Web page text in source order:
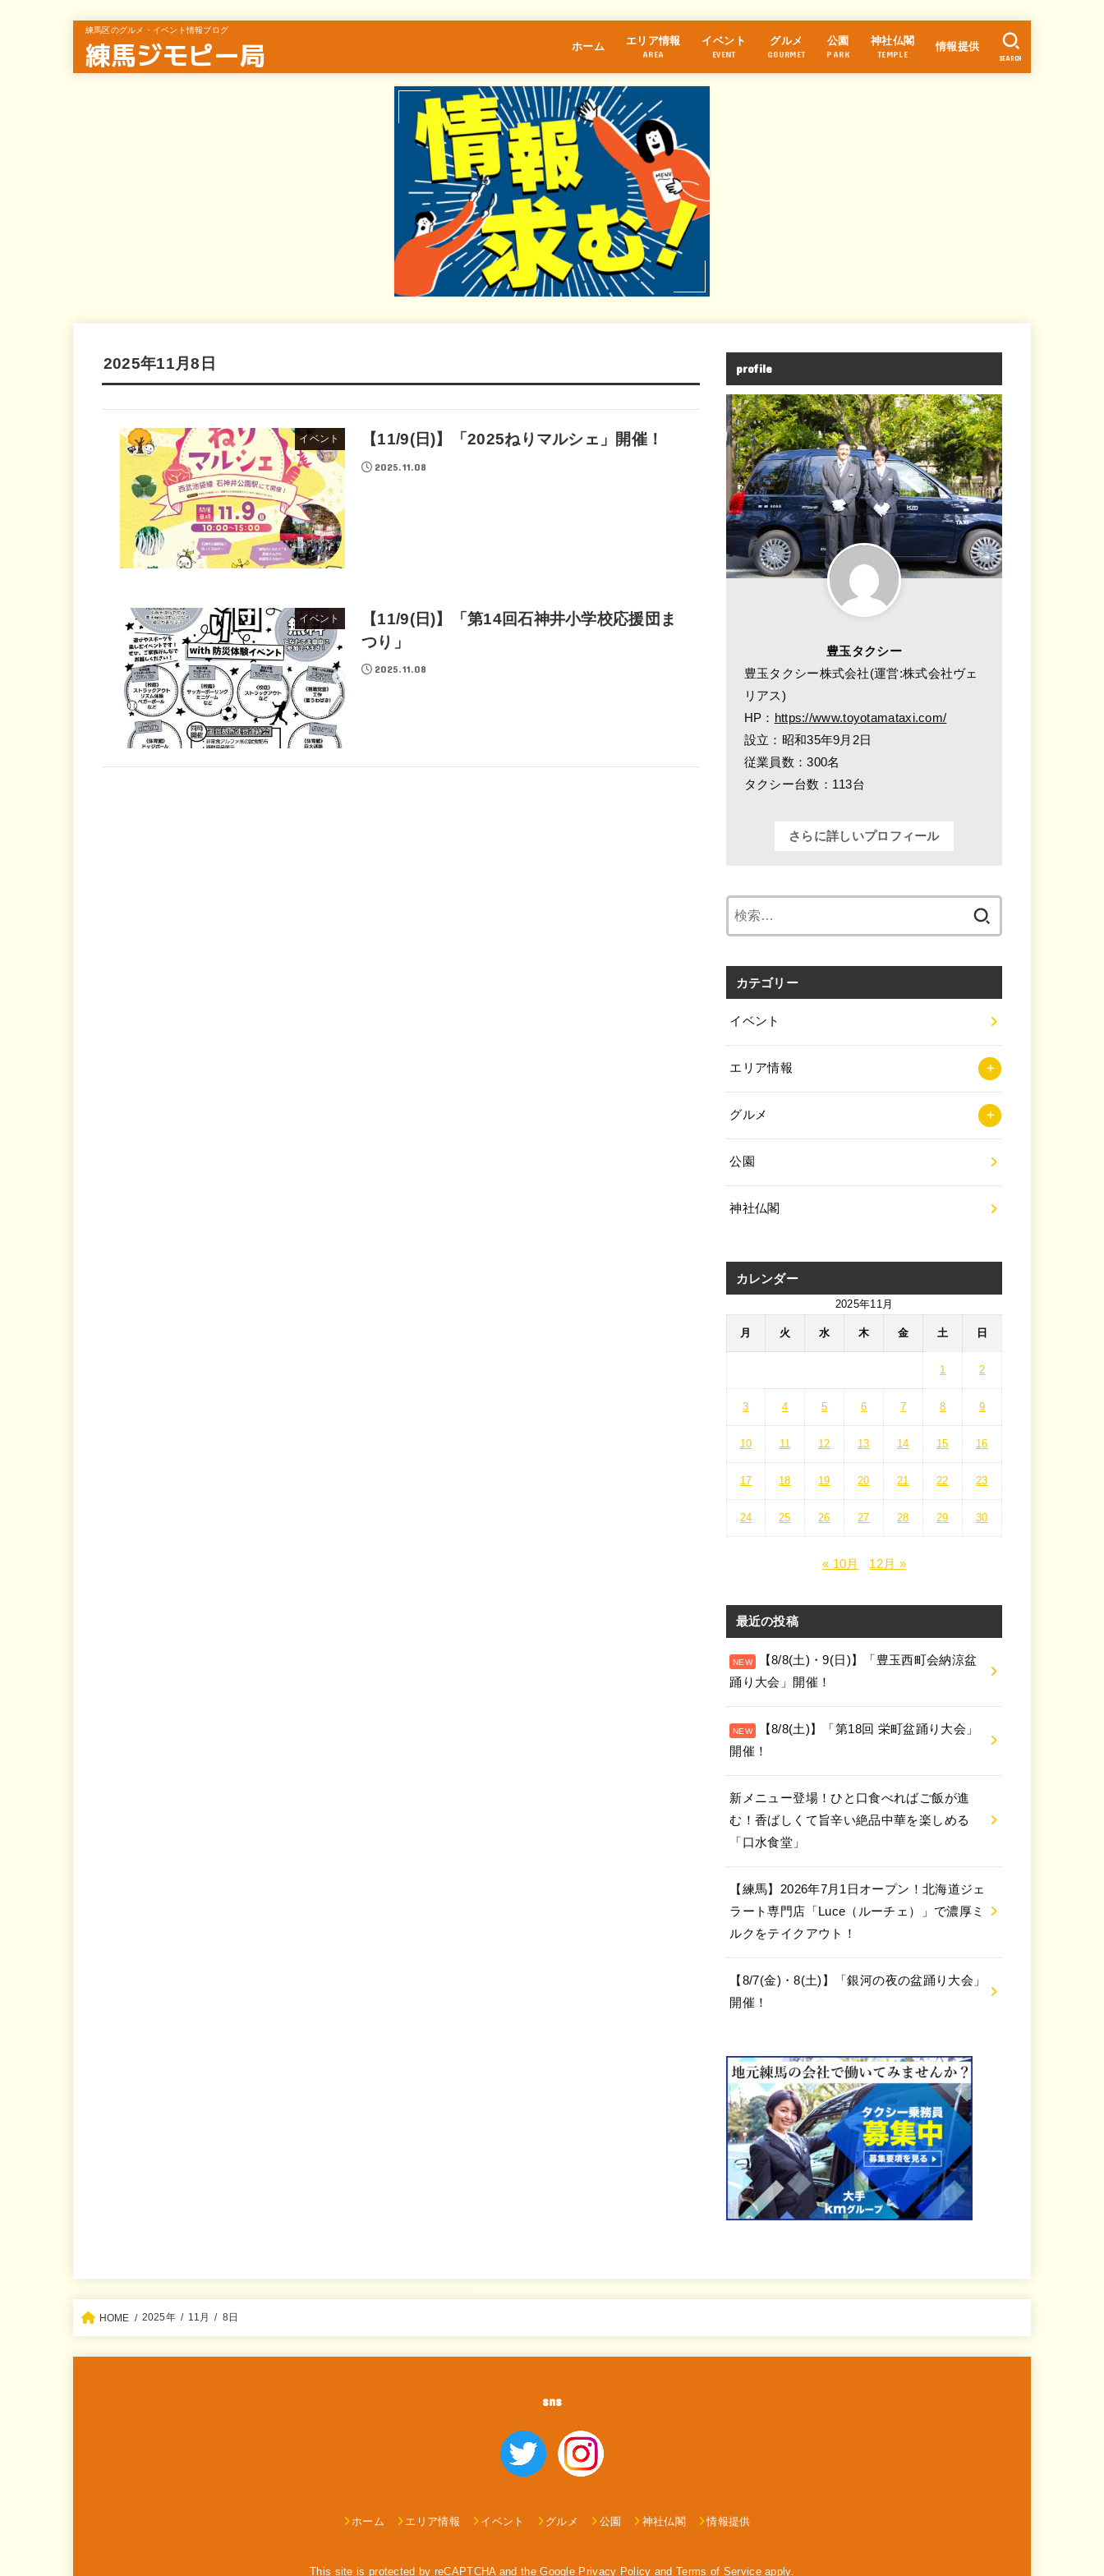
練馬区のグルメ・イベント情報ブログ
練馬ジモピー局 ホーム エリア情報
AREA
江古田
桜台
練馬
中村橋
富士見台
石神井公園
大泉学園
保谷
氷川台
光が丘
東武練馬
上井草
イベント
EVENT
グルメ
GOURMET
公園
PARK
神社仏閣
TEMPLE
情報提供
SEARCH
2025年11月8日
イベント 【11/9(日)】「2025ねりマルシェ」開催！
2025.11.08
イベント
【11/9(日)】「第14回石神井小学校応援団ま
つり」
2025.11.08
profile
豊玉タクシー
豊玉タクシー株式会社(運営:株式会社ヴェ
リアス)
HP： https://www.toyotamataxi.com/
設立：昭和35年9月2日
従業員数：300名
タクシー台数：113台
さらに詳しいプロフィール
カテゴリー
イベント
エリア情報
グルメ
公園
神社仏閣
カレンダー
2025年11月
月 火 水 木 金 土 日
1 2
3 4 5 6 7 8 9
10 11 12 13 14 15 16
17 18 19 20 21 22 23
24 25 26 27 28 29 30
« 10月 12月 »
最近の投稿
【8/8(土)・9(日)】「豊玉西町会納涼盆
踊り大会」開催！
【8/8(土)】「第18回 栄町盆踊り大会」
開催！
新メニュー登場！ひと口食べればご飯が進
む！香ばしくて旨辛い絶品中華を楽しめる
「口水食堂」
【練馬】2026年7月1日オープン！北海道ジェ
ラート専門店「Luce（ルーチェ）」で濃厚ミ
ルクをテイクアウト！
【8/7(金)・8(土)】「銀河の夜の盆踊り大会」
開催！
HOME 2025年 11月 8日
sns
ホーム エリア情報 イベント グルメ 公園 神社仏閣 情報提供
This site is protected by reCAPTCHA and the Google Privacy Policy andTerms of Serviceapply.